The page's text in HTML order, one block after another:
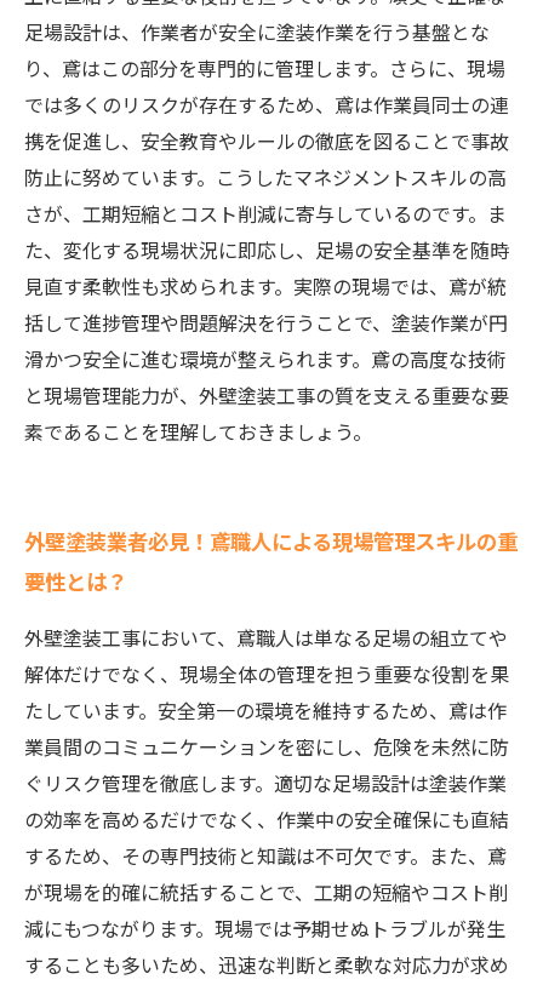
足場設計は、作業者が安全に塗装作業を行う基盤とな
り、鳶はこの部分を専門的に管理します。さらに、現場
では多くのリスクが存在するため、鳶は作業員同士の連
携を促進し、安全教育やルールの徹底を図ることで事故
防止に努めています。こうしたマネジメントスキルの高
さが、工期短縮とコスト削減に寄与しているのです。ま
た、変化する現場状況に即応し、足場の安全基準を随時
見直す柔軟性も求められます。実際の現場では、鳶が統
括して進捗管理や問題解決を行うことで、塗装作業が円
滑かつ安全に進む環境が整えられます。鳶の高度な技術
と現場管理能力が、外壁塗装工事の質を支える重要な要
素であることを理解しておきましょう。
外壁塗装業者必見！鳶職人による現場管理スキルの重
要性とは？
外壁塗装工事において、鳶職人は単なる足場の組立てや
解体だけでなく、現場全体の管理を担う重要な役割を果
たしています。安全第一の環境を維持するため、鳶は作
業員間のコミュニケーションを密にし、危険を未然に防
ぐリスク管理を徹底します。適切な足場設計は塗装作業
の効率を高めるだけでなく、作業中の安全確保にも直結
するため、その専門技術と知識は不可欠です。また、鳶
が現場を的確に統括することで、工期の短縮やコスト削
減にもつながります。現場では予期せぬトラブルが発生
することも多いため、迅速な判断と柔軟な対応力が求め